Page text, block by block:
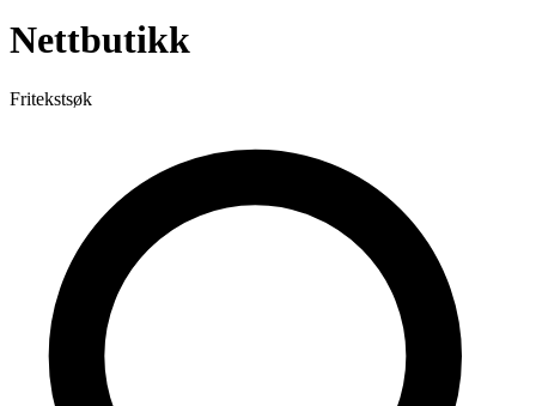
Nettbutikk
Fritekstsøk